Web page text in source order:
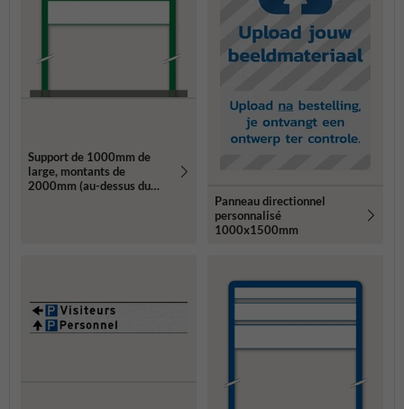
Support de 1000mm de
large, montants de
2000mm (au-dessus du
Panneau directionnel
personnalisé
1000x1500mm